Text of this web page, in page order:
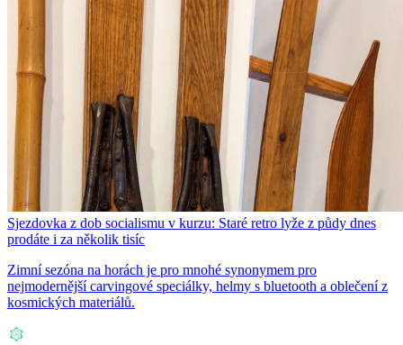
Sjezdovka z dob socialismu v kurzu: Staré retro lyže z půdy dnes
prodáte i za několik tisíc
Zimní sezóna na horách je pro mnohé synonymem pro
nejmodernější carvingové speciálky, helmy s bluetooth a oblečení z
kosmických materiálů.